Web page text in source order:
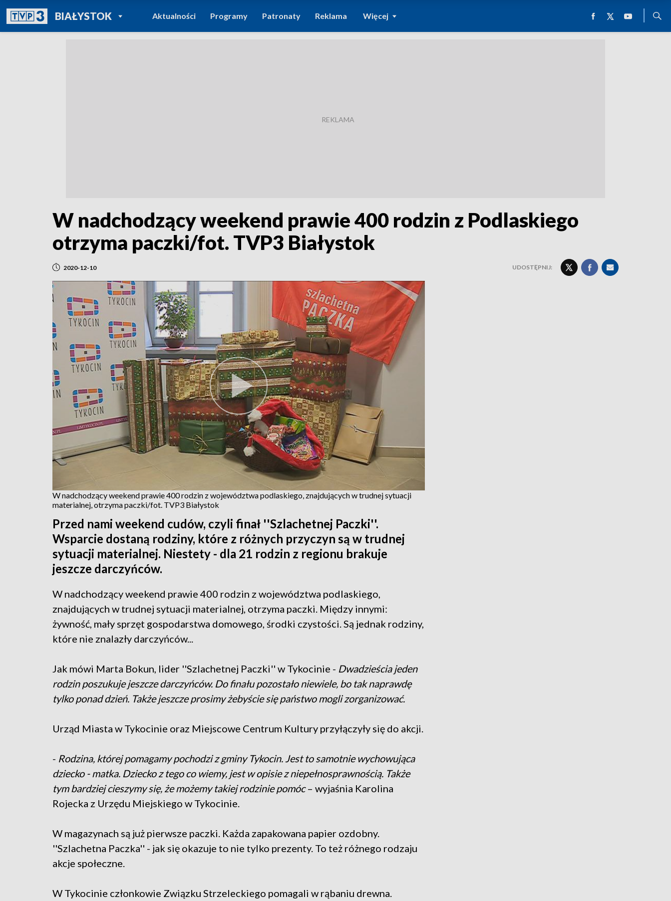
BIAŁYSTOKPOWRÓT DO
TVP REGIONY
Aktualności Programy Patronaty Reklama Więcej
W nadchodzący weekend prawie 400 rodzin z Podlaskiego
otrzyma paczki/fot. TVP3 Białystok
2020-12-10 UDOSTĘPNIJ:
W nadchodzący weekend prawie 400 rodzin z województwa podlaskiego, znajdujących w trudnej sytuacji
materialnej, otrzyma paczki/fot. TVP3 Białystok
Przed nami weekend cudów, czyli finał ''Szlachetnej Paczki''.
Wsparcie dostaną rodziny, które z różnych przyczyn są w trudnej
sytuacji materialnej. Niestety - dla 21 rodzin z regionu brakuje
jeszcze darczyńców.
W nadchodzący weekend prawie 400 rodzin z województwa podlaskiego,
znajdujących w trudnej sytuacji materialnej, otrzyma paczki. Między innymi:
żywność, mały sprzęt gospodarstwa domowego, środki czystości. Są jednak rodziny,
które nie znalazły darczyńców...
Jak mówi Marta Bokun, lider ''Szlachetnej Paczki'' w Tykocinie - Dwadzieścia jeden
rodzin poszukuje jeszcze darczyńców. Do finału pozostało niewiele, bo tak naprawdę
tylko ponad dzień. Także jeszcze prosimy żebyście się państwo mogli zorganizować.
Urząd Miasta w Tykocinie oraz Miejscowe Centrum Kultury przyłączyły się do akcji.
- Rodzina, której pomagamy pochodzi z gminy Tykocin. Jest to samotnie wychowująca
dziecko - matka. Dziecko z tego co wiemy, jest w opisie z niepełnosprawnością. Także
tym bardziej cieszymy się, że możemy takiej rodzinie pomóc– wyjaśnia Karolina
Rojecka z Urzędu Miejskiego w Tykocinie.
W magazynach są już pierwsze paczki. Każda zapakowana papier ozdobny.
''Szlachetna Paczka'' - jak się okazuje to nie tylko prezenty. To też różnego rodzaju
akcje społeczne.
W Tykocinie członkowie Związku Strzeleckiego pomagali w rąbaniu drewna.